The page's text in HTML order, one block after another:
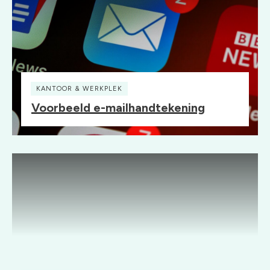
KANTOOR & WERKPLEK
Voorbeeld e-mailhandtekening